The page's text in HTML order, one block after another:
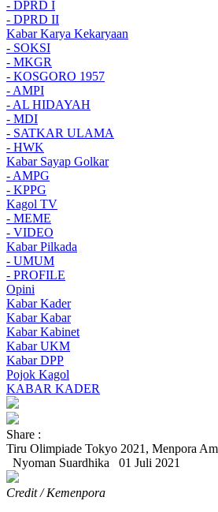
- DPRD I
- DPRD II
Kabar Karya Kekaryaan
- SOKSI
- MKGR
- KOSGORO 1957
- AMPI
- AL HIDAYAH
- MDI
- SATKAR ULAMA
- HWK
Kabar Sayap Golkar
- AMPG
- KPPG
Kagol TV
- MEME
- VIDEO
Kabar Pilkada
- UMUM
- PROFILE
Opini
Kabar Kader
Kabar Kabar
Kabar Kabinet
Kabar UKM
Kabar DPP
Pojok Kagol
KABAR KADER
Share :
Tiru Olimpiade Tokyo 2021, Menpora
Nyoman Suardhika
01 Juli 2021
Credit / Kemenpora